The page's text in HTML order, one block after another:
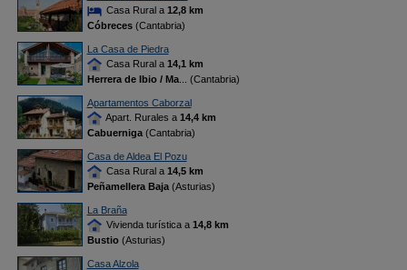
Casa Rural a 12,8 km
Cóbreces(Cantabria)
La Casa de Piedra
Casa Rural a 14,1 km
Herrera de Ibio / Ma... (Cantabria)
Apartamentos Caborzal
Apart. Rurales a 14,4 km
Cabuerniga(Cantabria)
Casa de Aldea El Pozu
Casa Rural a 14,5 km
Peñamellera Baja(Asturias)
La Braña
Vivienda turística a 14,8 km
Bustio(Asturias)
Casa Alzola